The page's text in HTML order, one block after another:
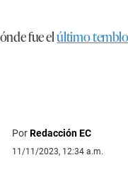
fue elúltimo
PorRedacción EC
11/11/2023, 12:34 a.m.